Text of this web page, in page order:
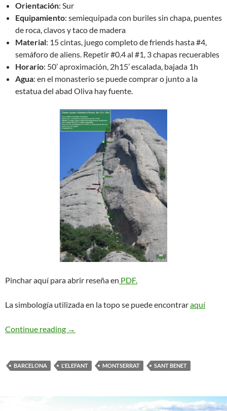
Orientación: Sur
Equipamiento: semiequipada con buriles sin chapa, puentes
de roca, clavos y taco de madera
Material: 15 cintas, juego completo de friends hasta #4,
semáforo de aliens. Repetir #0.4 al #1, 3 chapas recuerables
Horario: 50’ aproximación, 2h15’ escalada, bajada 1h
Agua: en el monasterio se puede comprar o junto a la
estatua del abad Oliva hay fuente.
Pinchar aquí para abrir reseña en PDF.
La simbología utilizada en la topo se puede encontraraquí
Continue reading Diedre Capeta o Balbastro-Ferrera. Sant
→
BARCELONA L'ELEFANT MONTSERRAT SANT BENET